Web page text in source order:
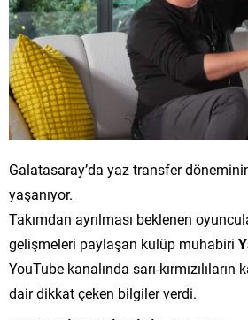
Galatasaray’da yaz transfer
yaşanıyor.
Takımdan ayrılması beklenen
gelişmeleri paylaşan kulüp muhabiri
YouTube kanalında sarı-
dair dikkat çeken bilgiler verdi.